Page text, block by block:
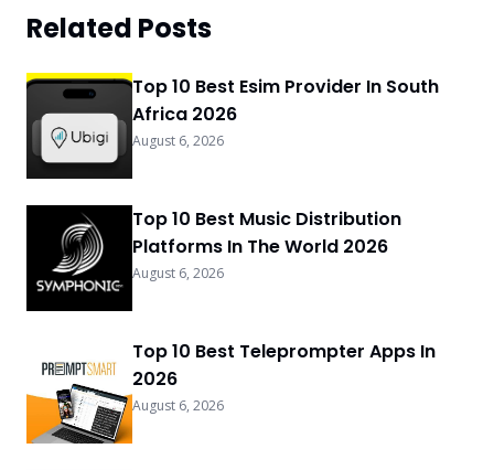
Related Posts
Top 10 Best Esim Provider In South
Africa 2026
August 6, 2026
Top 10 Best Music Distribution
Platforms In The World 2026
August 6, 2026
Top 10 Best Teleprompter Apps In
2026
August 6, 2026